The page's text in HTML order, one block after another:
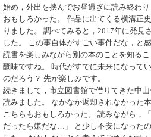
始め，外出を挟んでお昼過ぎに読み終わり
おもしろかった。 作品に出てくる横溝正
りました。 調べてみると，2017年に発見
した。 この事自体がすごい事件だな，と感
読書を楽しみながら別の本のことを知る
醐味ですね。 時代がすでに未来になって
のだろう？ 先が楽しみです。
続きまして，市立図書館で借りてきた中
読みました。 なかなか返却されなかった本
こちらもおもしろかった。 読みながら，
だったら嫌だな…」 と少し不安になった